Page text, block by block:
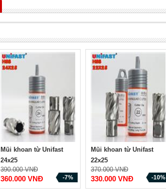
Mũi khoan từ Unifast
24x25
390.000 VNĐ
360.000 VNĐ -7%
Mũi khoan từ Unifast
22x25
370.000 VNĐ
330.000 VNĐ -10%